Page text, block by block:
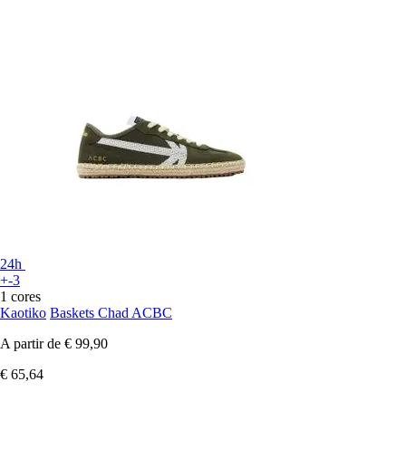
24h
+-3
1 cores
Kaotiko Baskets Chad ACBC
A partir de € 99,90
€ 65,64